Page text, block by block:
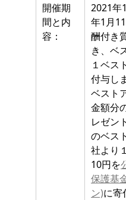
開催期
間と内
容：
2021年
年1月
酬付き
き、ベ
１ベス
付与し
ベスト
金額分
レゼン
のベス
社より
10円を
保護基
ン)に寄